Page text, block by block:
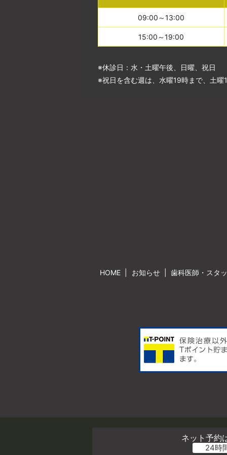
09:00～13:00
15:00～19:00
※休診日：水・土曜午後、日曜、祝日
※祝日を含む週は、水曜19時まで、土曜
HOME お知らせ 歯科医師・スタ
ネット予約